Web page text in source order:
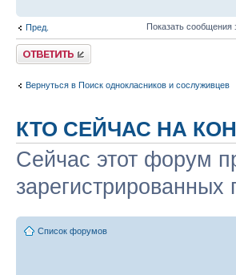
Пред. Показать сообщения
Ответить
Вернуться в Поиск однокласников и сослуживцев
КТО СЕЙЧАС НА
Сейчас этот форум
зарегистрированных
Список форумов